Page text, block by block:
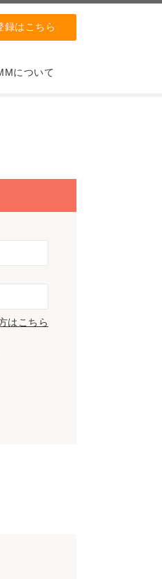
録はこちら
について
はこちら